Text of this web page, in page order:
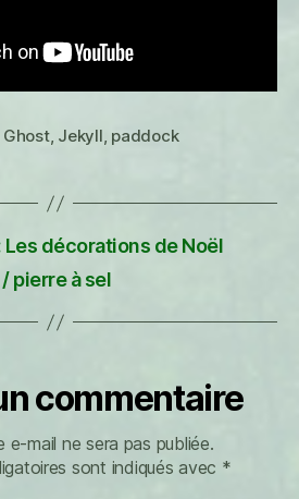
Ghost, Jekyll, paddock
Les décorations de Noël
pierre à sel
commentaire
e-mail ne sera pas publiée.
sont indiqués avec *